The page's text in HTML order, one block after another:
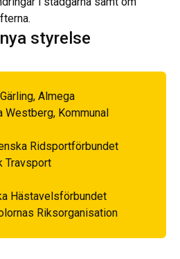
styrelse
Almega
Westberg, Kommunal
Ridsportförbundet
Travsport
Hästavelsförbundet
Riksorganisation